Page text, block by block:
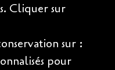
Cliquer sur
sur :
pour